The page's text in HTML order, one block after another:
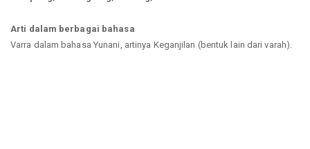
Arti dalam berbagai bahasa
Varra dalam bahasa Yunani, artinya Keganjilan (bentuk lain dari varah).